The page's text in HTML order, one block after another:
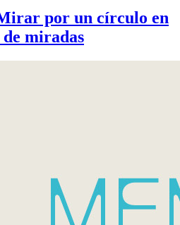
por un círculo en
miradas